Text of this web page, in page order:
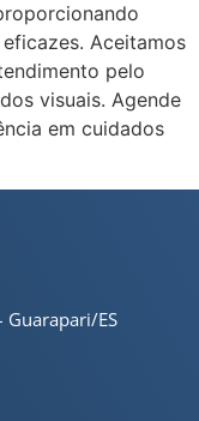
Aceitamos
pelo
visuais. Agende
em cuidados
Guarapari/ES